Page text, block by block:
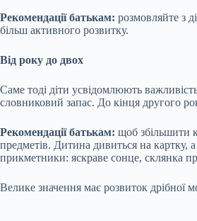
Рекомендації батькам: розмовляйте з
більш активного розвитку.
Від року до двох
Саме тоді діти усвідомлюють
словниковий запас. До кінця другого
Рекомендації батькам: щоб збільшити
предметів. Дитина дивиться на картку,
прикметники: яскраве сонце, склянка
Велике значення має розвиток дрібної